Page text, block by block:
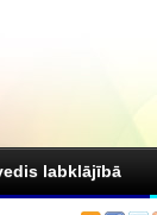
labklājībā